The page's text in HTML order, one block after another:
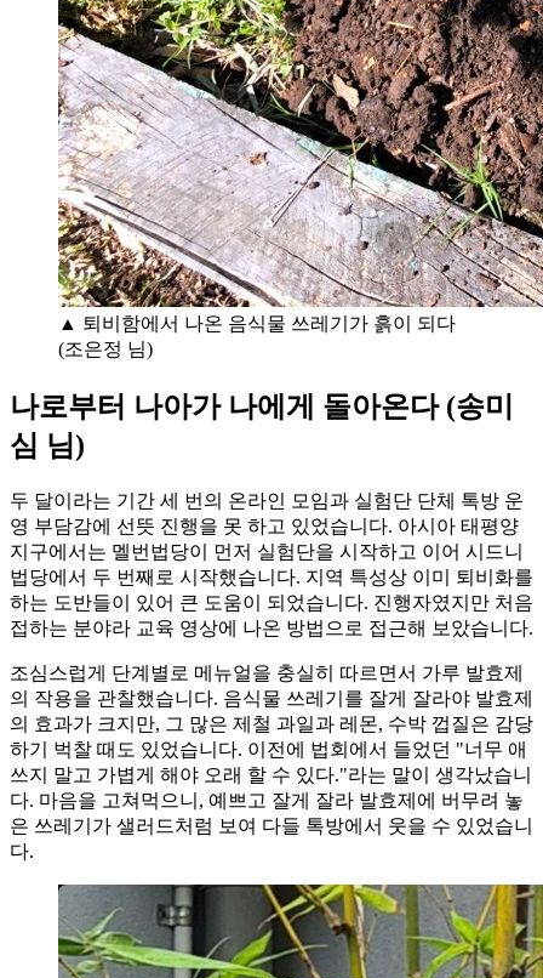
▲ 퇴비함에서 나온 음식물 쓰레기가 흙이 되다
(조은정 님)
나로부터 나아가 나에게 돌아온다 (송미
심 님)
두 달이라는 기간 세 번의 온라인 모임과 실험단 단체 톡방 운
영 부담감에 선뜻 진행을 못 하고 있었습니다. 아시아 태평양
지구에서는 멜번법당이 먼저 실험단을 시작하고 이어 시드니
법당에서 두 번째로 시작했습니다. 지역 특성상 이미 퇴비화를
하는 도반들이 있어 큰 도움이 되었습니다. 진행자였지만 처음
접하는 분야라 교육 영상에 나온 방법으로 접근해 보았습니다.
조심스럽게 단계별로 메뉴얼을 충실히 따르면서 가루 발효제
의 작용을 관찰했습니다. 음식물 쓰레기를 잘게 잘라야 발효제
의 효과가 크지만, 그 많은 제철 과일과 레몬, 수박 껍질은 감당
하기 벅찰 때도 있었습니다. 이전에 법회에서 들었던 "너무 애
쓰지 말고 가볍게 해야 오래 할 수 있다."라는 말이 생각났습니
다. 마음을 고쳐먹으니, 예쁘고 잘게 잘라 발효제에 버무려 놓
은 쓰레기가 샐러드처럼 보여 다들 톡방에서 웃을 수 있었습니
다.